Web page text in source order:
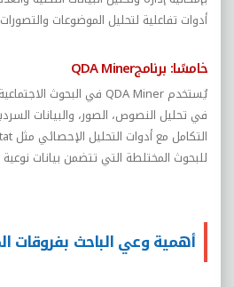
أدوات تفاعلية لتحليل الموضوعات والتصورات
خامسًا: برنامجQDA Miner
يُستخدم QDA Miner في البحوث
في تحليل النصوص، الصور، والبيانات
التكامل مع أدوات التحليل الإحصائي مثل
للبحوث المختلطة التي تتضمن بيانات
أهمية وعي الباحث بفروقات